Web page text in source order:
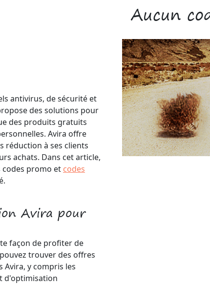
antivirus, de sécurité et
des solutions pour
des produits gratuits
Avira offre
réduction à ses clients
achats. Dans cet article,
promo et codes
Avira pour
façon de profiter de
trouver des offres
y compris les
d'optimisation
Aucun